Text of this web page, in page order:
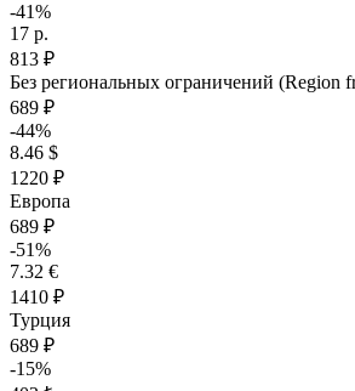
-41%
17 р.
813 ₽
Без региональных ограничений (Region
689 ₽
-44%
8.46 $
1220 ₽
Европа
689 ₽
-51%
7.32 €
1410 ₽
Турция
689 ₽
-15%